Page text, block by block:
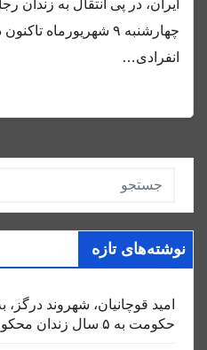
ایران، در پی انتقال به زندان
چهارشنبه ۹ شهریورماه
انفرادی…
نوشته‌های تازه
امید قوچانیان، شهروند
حکومت به ۵ سال زندان محکوم شد